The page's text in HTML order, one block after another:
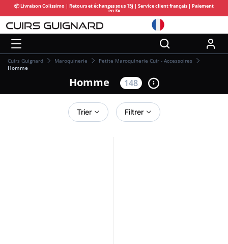
📦 Livraison Colissimo | Retours et échanges sous 15j | Service client français | Paiement
en 3x
Cuirs Guignard Maroquinerie
Petite Maroquinerie Cuir - Accessoires
Homme
Homme 148
Trier Filtrer